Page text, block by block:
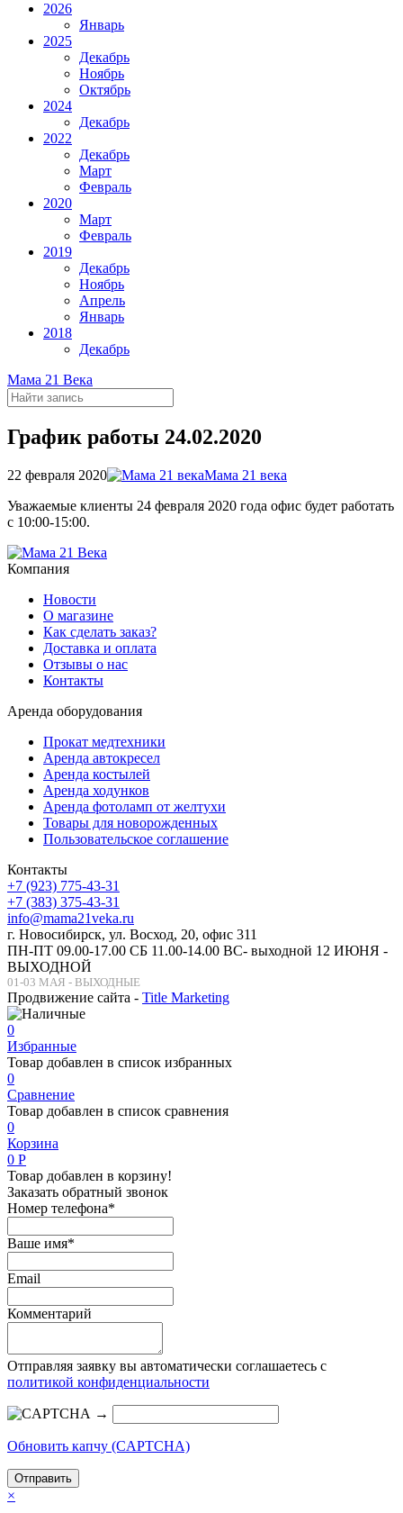
2026
Январь
2025
Декабрь
Ноябрь
Октябрь
2024
Декабрь
2022
Декабрь
Март
Февраль
2020
Март
Февраль
2019
Декабрь
Ноябрь
Апрель
Январь
2018
Декабрь
Мама 21 Века
График работы 24.02.2020
22 февраля 2020
Мама 21 века
Уважаемые клиенты 24 февраля 2020 года офис будет работать
с 10:00-15:00.
Компания
Новости
О магазине
Как сделать заказ?
Доставка и оплата
Отзывы о нас
Контакты
Аренда оборудования
Прокат медтехники
Аренда автокресел
Аренда костылей
Аренда ходунков
Аренда фотоламп от желтухи
Товары для новорожденных
Пользовательское соглашение
Контакты
+7 (923) 775-43-31
+7 (383) 375-43-31
info@mama21veka.ru
г. Новосибирск, ул. Восход, 20, офис 311
ПН-ПТ 09.00-17.00 СБ 11.00-14.00 ВС- выходной 12 ИЮНЯ -
ВЫХОДНОЙ
01-03 МАЯ - ВЫХОДНЫЕ
Продвижение сайта - Title Marketing
0
Избранные
Товар добавлен в список избранных
0
Сравнение
Товар добавлен в список сравнения
0
Корзина
0 Р
Товар добавлен в корзину!
Заказать обратный звонок
Номер телефона*
Ваше имя*
Email
Комментарий
Отправляя заявку вы автоматически соглашаетесь с
политикой конфиденциальности
→
Обновить капчу (CAPTCHA)
×